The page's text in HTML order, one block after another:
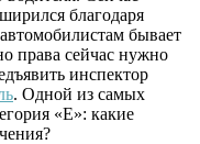
благодаря
бывает
права сейчас нужно
инспектор
. Одной из самых
«Е»: какие